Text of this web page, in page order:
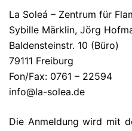
La Soleá – Zentrum für
Sybille Märklin, Jörg
Baldensteinstr. 10 (Büro)
79111 Freiburg
Fon/Fax: 0761 – 22594
info@la-solea.de
Die Anmeldung wird mit